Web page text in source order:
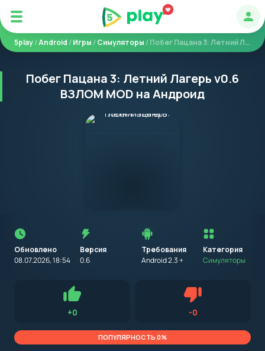
5play/Android /Игры /Симуляторы / Побег Пацана 3: Летний Лагерь
Побег Пацана 3: Летний Лагерь v0.6
ВЗЛОМ MOD на Андроид
Обновлено
08.07.2026, 18:54
Версия
0.6
Требования
Android 2.3 +
установкой
приложения
на
устройство
с
указываем
минимальные
Категория
Симуляторы
обращать внимание на установленную версию Android
OS. Мы указываем минимально необходимую версию для
+0Нравится -0Не нравится
ПОПУЛЯРНОСТЬ 0%